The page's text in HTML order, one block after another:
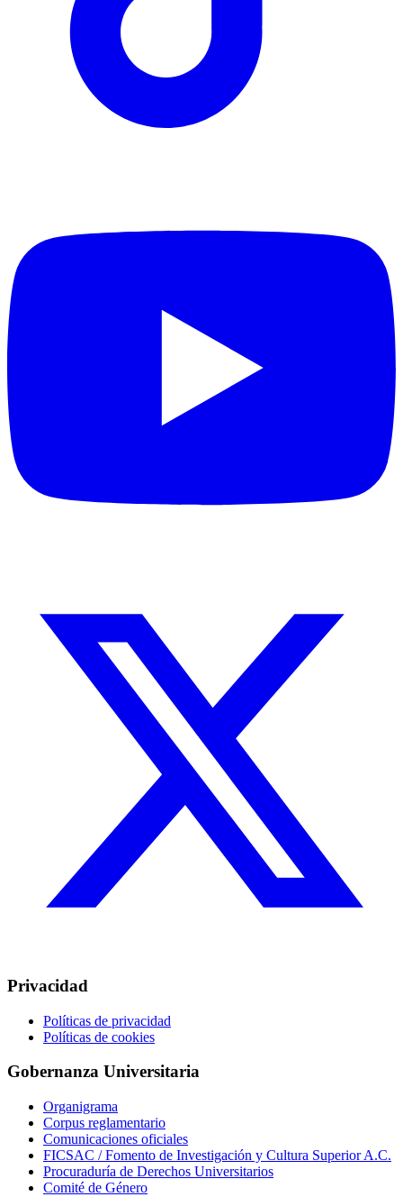
Privacidad
Políticas de privacidad
Políticas de cookies
Gobernanza Universitaria
Organigrama
Corpus reglamentario
Comunicaciones oficiales
FICSAC / Fomento de Investigación y Cultura Superior A.C.
Procuraduría de Derechos Universitarios
Comité de Género